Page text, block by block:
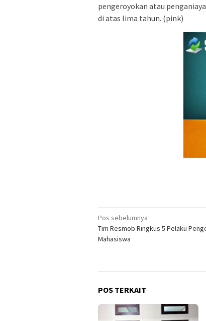
pengeroyokan atau
di atas lima tahun. (pink)
Navigasi
pos
Pos sebelumnya
Tim Resmob Ringkus 5 Pelaku
Mahasiswa
POS TERKAIT